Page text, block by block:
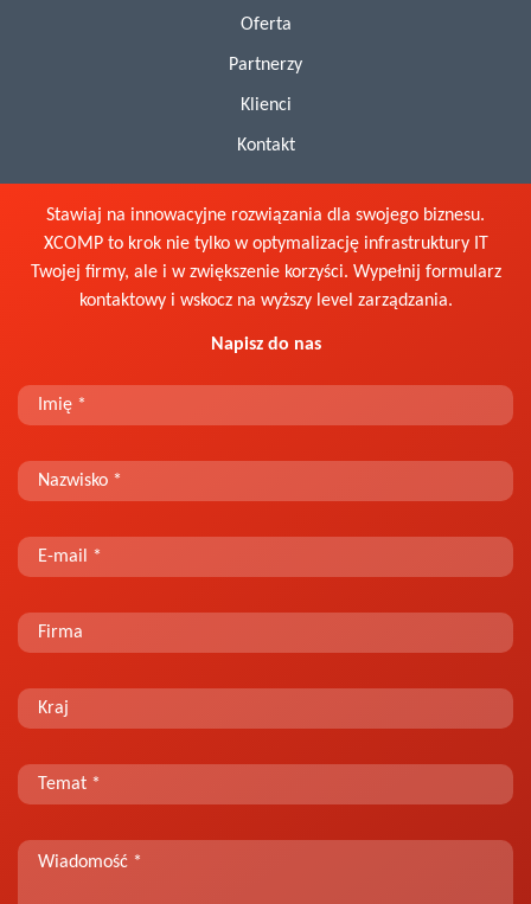
Oferta
Partnerzy
Klienci
Kontakt
Stawiaj na innowacyjne rozwiązania dla swojego biznesu.
XCOMP to krok nie tylko w optymalizację infrastruktury IT
Twojej firmy, ale i w zwiększenie korzyści. Wypełnij formularz
kontaktowy i wskocz na wyższy level zarządzania.
Napisz do nas